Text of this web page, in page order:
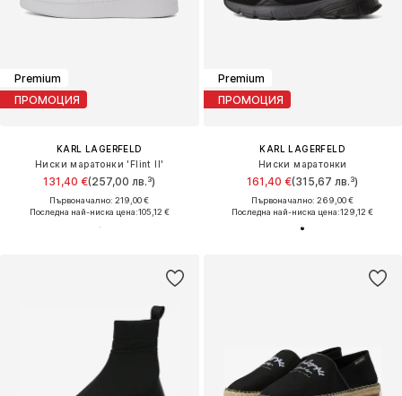
Premium
ПРОМОЦИЯ
KARL LAGERFELD
Ниски маратонки 'Flint II'
131,40 €(257,00 лв.³)
Първоначално: 219,00 €
Последна най-ниска цена:105,12 €
Premium
ПРОМОЦИЯ
KARL LAGERFELD
Ниски маратонки
161,40 €(315,67 лв.³)
Първоначално: 269,00 €
Последна най-ниска цена:129,12 €